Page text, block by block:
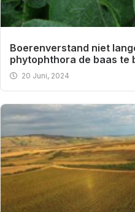
Boerenverstand niet
phytophthora de baas te
20 Juni, 2024